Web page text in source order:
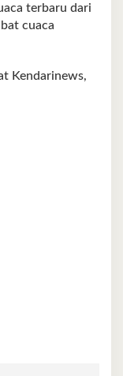
terbaru dari
cuaca
Kendarinews,